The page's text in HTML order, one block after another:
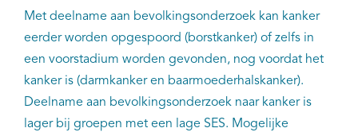
Met deelname aan bevolkingsonderzoek kan kanker
eerder worden opgespoord (borstkanker) of zelfs in
een voorstadium worden gevonden, nog voordat het
kanker is (darmkanker en baarmoederhalskanker).
Deelname aan bevolkingsonderzoek naar kanker is
lager bij groepen met een lage SES. Mogelijke